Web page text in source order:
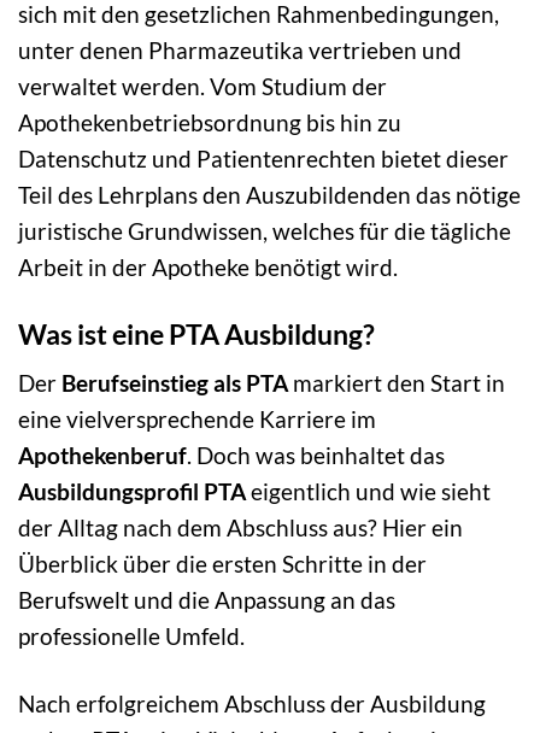
sich mit den gesetzlichen Rahmenbedingungen,
unter denen Pharmazeutika vertrieben und
verwaltet werden. Vom Studium der
Apothekenbetriebsordnung bis hin zu
Datenschutz und Patientenrechten bietet dieser
Teil des Lehrplans den Auszubildenden das nötige
juristische Grundwissen, welches für die tägliche
Arbeit in der Apotheke benötigt wird.
Was ist eine PTA Ausbildung?
Der Berufseinstieg als PTA markiert den Start in
eine vielversprechende Karriere im
Apothekenberuf. Doch was beinhaltet das
Ausbildungsprofil PTAeigentlich und wie sieht
der Alltag nach dem Abschluss aus? Hier ein
Überblick über die ersten Schritte in der
Berufswelt und die Anpassung an das
professionelle Umfeld.
Nach erfolgreichem Abschluss der Ausbildung